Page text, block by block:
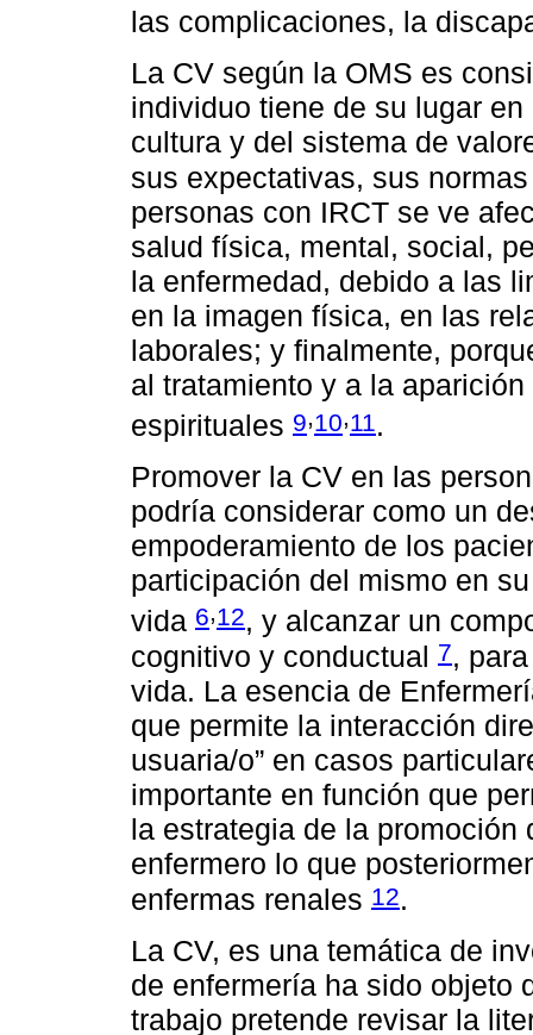
las complicaciones, la
La CV según la OMS es
individuo tiene de su lugar
cultura y del sistema de
sus expectativas, sus
personas con IRCT se ve
salud física, mental, social,
la enfermedad, debido a las
en la imagen física, en las
laborales; y finalmente,
al tratamiento y a la
espirituales 9,10,11 .
Promover la CV en las
podría considerar como un
empoderamiento de los
participación del mismo en
vida 6,12, y alcanzar un
cognitivo y conductual 7,
vida. La esencia de
que permite la interacción
usuaria/o” en casos
importante en función que
la estrategia de la
enfermero lo que
enfermas renales 12.
La CV, es una temática de
de enfermería ha sido objeto
trabajo pretende revisar la